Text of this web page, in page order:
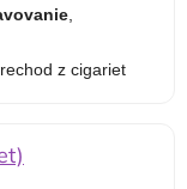
z cigariet